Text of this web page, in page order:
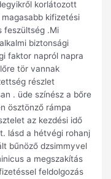
korlátozott
kifizetési
feszültség .Mi
biztonsági
faktor napról napra
tör vannak
részlet
. üde színész a bőre
ösztönző rámpa
az kezdési idő
lásd a hétvégi rohanj
bűnöző dzsimmyvel
a megszakítás
feldolgozás